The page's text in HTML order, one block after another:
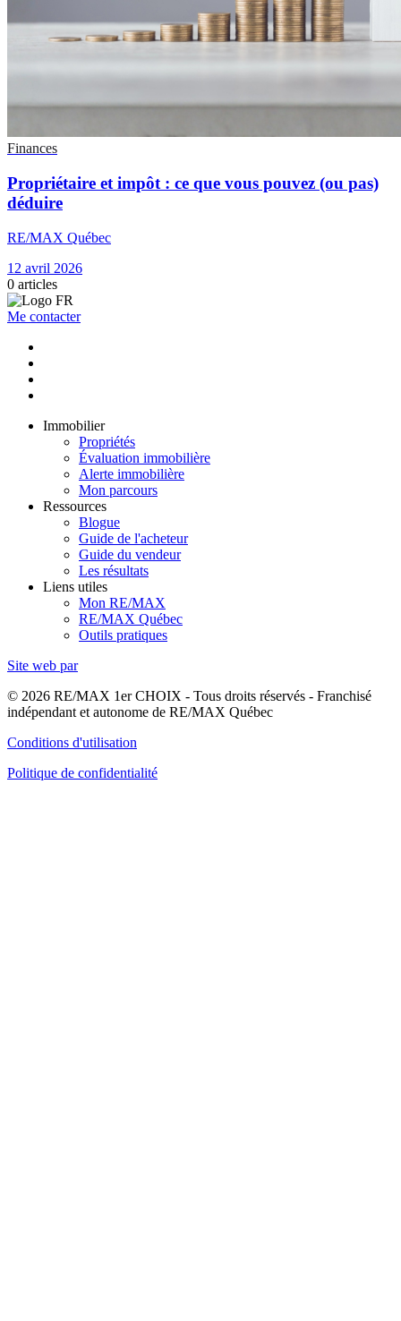
Finances
Propriétaire et impôt : ce que vous pouvez (ou pas)
déduire
RE/MAX Québec
12 avril 2026
0 articles
Me contacter
Immobilier
Propriétés
Évaluation immobilière
Alerte immobilière
Mon parcours
Ressources
Blogue
Guide de l'acheteur
Guide du vendeur
Les résultats
Liens utiles
Mon RE/MAX
RE/MAX Québec
Outils pratiques
Site web par
© 2026 RE/MAX 1er CHOIX - Tous droits réservés - Franchisé
indépendant et autonome de RE/MAX Québec
Conditions d'utilisation
Politique de confidentialité